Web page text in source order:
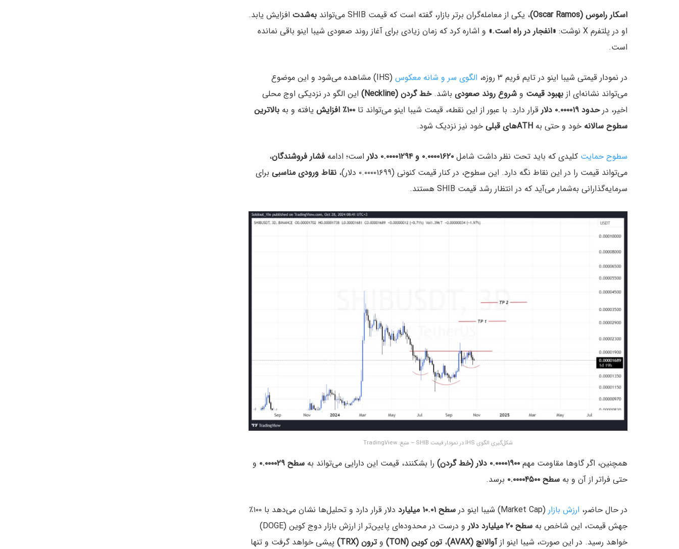
اسکار راموس (Oscar Ramos) ، یکی از معامله‌گران برتر بازار، گفته است که قیمت SHIB می‌تواند به‌شدت افزایش یابد.
او در پلتفرم X نوشت:
«انفجار در راه است.» و اشاره کرد که زمان زیادی برای آغاز روند صعودی شیبا اینو باقی نمانده
است.
در نمودار قیمتی شیبا اینو در تایم فریم ۳ روزه، الگوی سر و شانه معکوس
(IHS) مشاهده می‌شود و این موضوع
می‌تواند نشانه‌ای از بهبود قیمت و شروع روند صعودی باشد.خط گردن (Neckline)
این الگو در نزدیکی اوج محلی
اخیر، درحدود ۰.۰۰۰۰۱۹ دلار قرار دارد. با عبور از این نقطه، قیمت شیبا اینو می‌تواند تا ۱۰۰٪ افزایش یافته و به بالاترین
سطوح سالانه خود و حتی به ATHهای قبلی خود نیز نزدیک شود.
سطوح حمایت کلیدی که باید تحت نظر داشت شامل ۰.۰۰۰۰۱۶۲۰ و ۰.۰۰۰۰۱۲۹۴ دلار است؛ ادامه فشار فروشندگان،
می‌تواند قیمت را در این نقاط نگه دارد. این سطوح، در کنار قیمت کنونی (۰.۰۰۰۰۱۶۹۹ دلار)،
نقاط ورودی مناسبی برای
سرمایه‌گذارانی به‌شمار می‌آید که در انتظار رشد قیمت SHIB هستند.
شکل‌گیری الگوی IHS در نمودار قیمت SHIB – منبع: TradingView
همچنین، اگر گاوها مقاومت مهم ۰.۰۰۰۰۱۹۰۰ دلار (خط گردن) را بشکنند، قیمت این دارایی می‌تواند به سطح ۰.۰۰۰۰۲۹
و
حتی فراتر از آن و به سطح ۰.۰۰۰۰۴۵۰۰ برسد.
در حال حاضر، ارزش بازار (Market Cap) شیبا اینو در سطح ۱۰.۰۱ میلیارد
دلار قرار دارد و تحلیل‌ها نشان می‌دهد با ۱۰۰٪
جهش قیمت، این شاخص به سطح ۲۰ میلیارد دلار
و درست در محدوده‌ای پایین‌تر از ارزش بازار دوج‌ کوین (DOGE)
خواهد رسید. در این صورت، شیبا اینو ازآوالانچ (AVAX) ،تون‌ کوین (TON) وترون (TRX)
پیشی خواهد گرفت و تنها